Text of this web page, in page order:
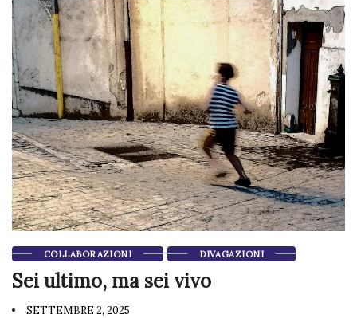
COLLABORAZIONI DIVAGAZIONI
Sei ultimo, ma sei vivo
SETTEMBRE 2, 2025